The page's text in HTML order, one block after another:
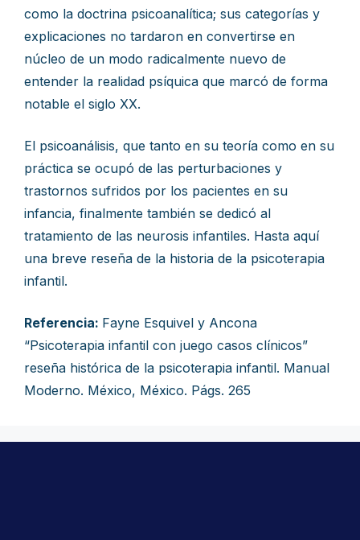
como la doctrina psicoanalítica; sus categorías y
explicaciones no tardaron en convertirse en
núcleo de un modo radicalmente nuevo de
entender la realidad psíquica que marcó de forma
notable el siglo XX.
El psicoanálisis, que tanto en su teoría como en su
práctica se ocupó de las perturbaciones y
trastornos sufridos por los pacientes en su
infancia, finalmente también se dedicó al
tratamiento de las neurosis infantiles. Hasta aquí
una breve reseña de la historia de la psicoterapia
infantil.
Referencia: Fayne Esquivel y Ancona
“Psicoterapia infantil con juego casos clínicos”
reseña histórica de la psicoterapia infantil. Manual
Moderno. México, México. Págs. 265